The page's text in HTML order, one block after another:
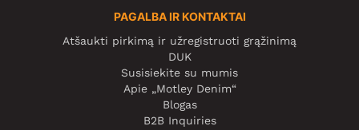
PAGALBA IR KONTAKTAI
Atšaukti pirkimą ir užregistruoti grąžinimą
DUK
Susisiekite su mumis
Apie „Motley Denim“
Blogas
B2B Inquiries